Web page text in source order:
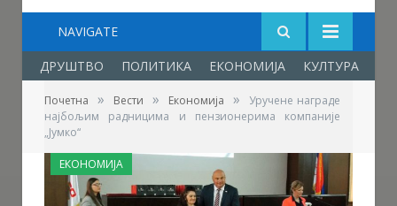
NAVIGATE
ДРУШТВО ПОЛИТИКА ЕКОНОМИЈА КУЛТУРА
Почетна » Вести » Економија »
Уручене награде
најбољим радницима и пензионерима компаније
„Јумко“
ЕКОНОМИЈА